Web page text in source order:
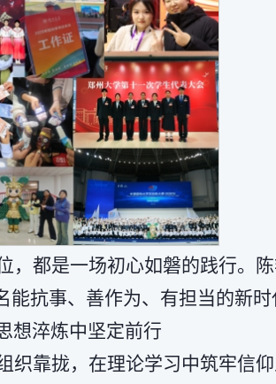
都是一场初心如磐的践行。
抗事、善作为、有担当的新时
想淬炼中坚定前行
靠拢，在理论学习中筑牢信